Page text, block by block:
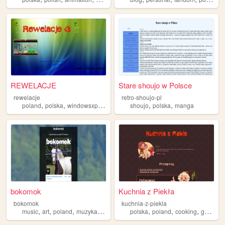
REWELACJE
rewelacje
poland, polska, windowsxp,pvz 2000s
Stare shoujo w Polsce
retro-shoujo-pl
shoujo,polska,manga
bokomok
bokomok
music, art, poland, muzyka,polska
Kuchnia z Piekła
kuchnia-z-piekla
polska,poland,cooking,gotowanie